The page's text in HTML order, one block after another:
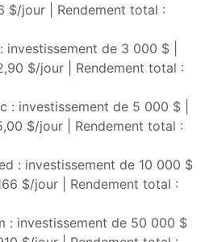
$/jour | Rendement total :
de 3 000 $ |
$/jour | Rendement total :
: investissement de 5 000 $ |
$/jour | Rendement total :
: investissement de 10 000 $
$/jour | Rendement total :
: investissement de 50 000 $